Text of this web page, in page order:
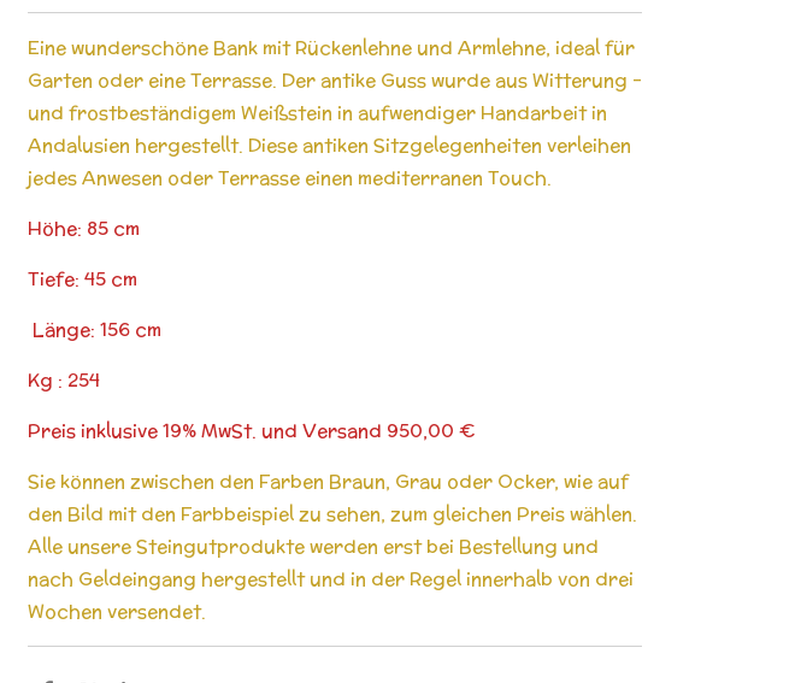
Eine wunderschöne Bank mit Rückenlehne und Armlehne, ideal für
Garten oder eine Terrasse. Der antike Guss wurde aus Witterung -
und frostbeständigem Weißstein in aufwendiger Handarbeit in
Andalusien hergestellt. Diese antiken Sitzgelegenheiten verleihen
jedes Anwesen oder Terrasse einen mediterranen Touch.
Höhe: 85 cm
Tiefe: 45 cm
Länge: 156 cm
Kg : 254
Preis inklusive 19% MwSt. und Versand 950,00 €
Sie können zwischen den Farben Braun, Grau oder Ocker, wie auf
den Bild mit den Farbbeispiel zu sehen, zum gleichen Preis wählen.
Alle unsere Steingutprodukte werden erst bei Bestellung und
nach Geldeingang hergestellt und in der Regel innerhalb von drei
Wochen versendet.